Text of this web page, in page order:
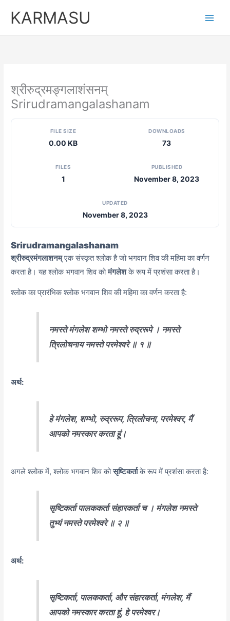
KARMASU
श्रीरुद्रमङ्गलाशंसनम्
Srirudramangalashanam
FILE SIZE
0.00 KB
DOWNLOADS
73
FILES
1
PUBLISHED
November 8, 2023
UPDATED
November 8, 2023
Srirudramangalashanam
श्रीरुद्रमंगलाशनम्एक संस्कृत श्लोक है जो भगवान शिव की महिमा का वर्णन
करता है। यह श्लोक भगवान शिव कोमंगलेशके रूप में प्रशंसा करता है।
श्लोक का प्रारंभिक श्लोक भगवान शिव की महिमा का वर्णन करता है:
नमस्ते मंगलेश शम्भो नमस्ते रुद्ररूपे । नमस्ते
त्रिलोचनाय नमस्ते परमेश्वरे ॥ १ ॥
अर्थ:
हे मंगलेश, शम्भो, रुद्ररूप, त्रिलोचना, परमेश्वर, मैं
आपको नमस्कार करता हूं।
अगले श्लोक में, श्लोक भगवान शिव कोसृष्टिकर्ताके रूप में प्रशंसा करता है:
सृष्टिकर्ता पालककर्ता संहारकर्ता च । मंगलेश नमस्ते
तुभ्यं नमस्ते परमेश्वरे ॥ २ ॥
अर्थ:
सृष्टिकर्ता, पालककर्ता, और संहारकर्ता, मंगलेश, मैं
आपको नमस्कार करता हूं, हे परमेश्वर।